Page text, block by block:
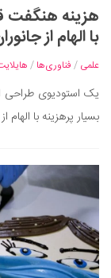
هزینه هنگفت
با الهام از
علمی / فناوری‌ها /
یک استودیوی طراحی
بسیار پرهزینه با